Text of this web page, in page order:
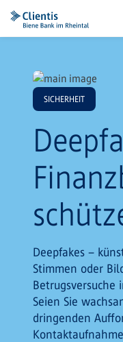
SICHERHEIT
Deepfakes –
Stimmen oder
Betrugsversuche
Seien Sie
dringenden